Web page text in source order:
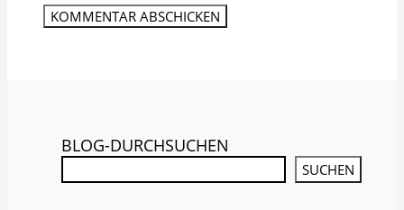
BLOG-DURCHSUCHEN
SUCHEN